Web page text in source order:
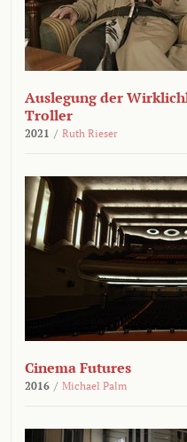
Auslegung der
Troller
2021 / Ruth Rieser
Cinema Futures
2016 / Michael Palm